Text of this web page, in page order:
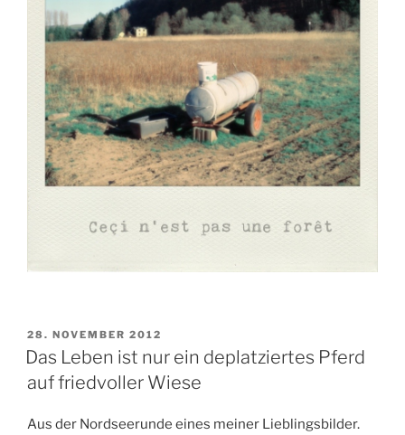
VERÖFFENTLICHT
AM
28. NOVEMBER 2012
Das Leben ist nur ein deplatziertes Pferd
auf friedvoller Wiese
Aus der Nordseerunde eines meiner Lieblingsbilder.